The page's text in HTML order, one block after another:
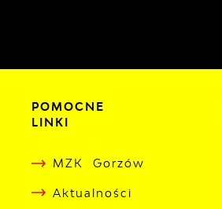
POMOCNE
LINKI
MZK Gorzów
Aktualności